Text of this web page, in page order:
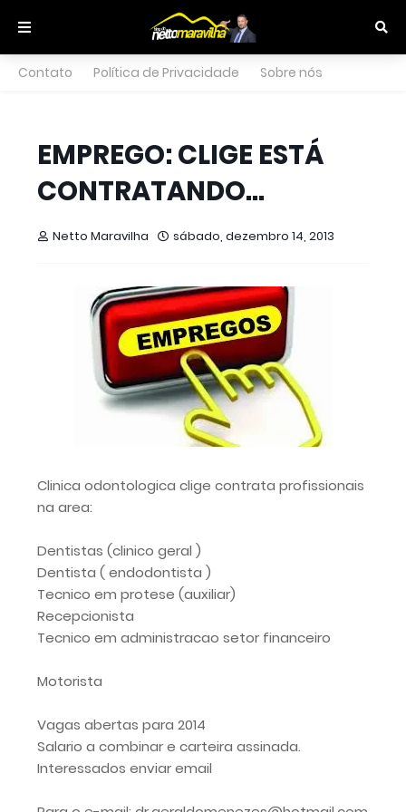
Contato Política de Privacidade Sobre nós
EMPREGO: CLIGE ESTÁ
CONTRATANDO...
Netto Maravilha sábado, dezembro 14, 2013
Clinica odontologica clige contrata profissionais
na area:
Dentistas (clinico geral )
Dentista ( endodontista )
Tecnico em protese (auxiliar)
Recepcionista
Tecnico em administracao setor financeiro
Motorista
Vagas abertas para 2014
Salario a combinar e carteira assinada.
Interessados enviar email